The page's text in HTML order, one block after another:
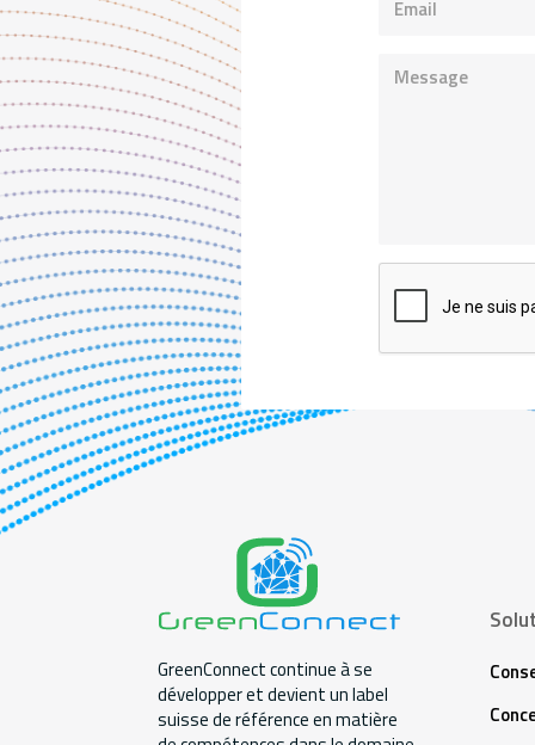
GreenConnect continue à se
développer et devient un label
suisse de référence en matière